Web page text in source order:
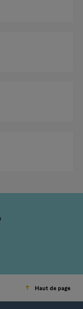
Haut de page